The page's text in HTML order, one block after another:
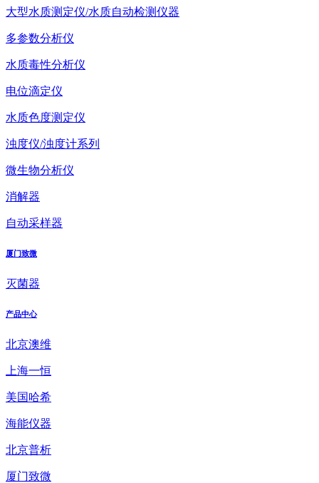
大型水质测定仪/水质自动检测仪器
多参数分析仪
水质毒性分析仪
电位滴定仪
水质色度测定仪
浊度仪/浊度计系列
微生物分析仪
消解器
自动采样器
厦门致微
灭菌器
产品中心
北京澳维
上海一恒
美国哈希
海能仪器
北京普析
厦门致微